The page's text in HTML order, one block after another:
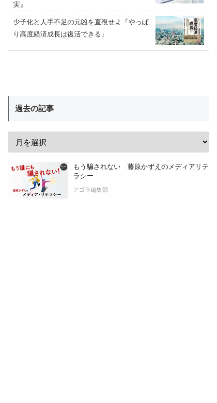
実』
少子化と人手不足の元凶を直視せよ『やっぱ
り高度経済成長は復活できる』
過去の記事
もう騙されない 藤原かずえのメディアリテ
ラシー
アゴラ編集部